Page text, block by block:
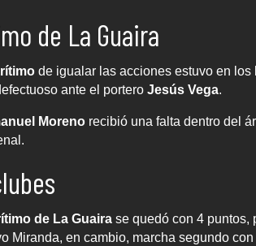
de La Guaira
de igualar las acciones estuvo en
ante el portero Jesús Vega.
Moreno recibió una falta dentro del
de La Guaira se quedó con 4 puntos,
Miranda, en cambio, marcha segundo